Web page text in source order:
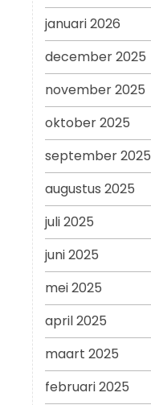
januari 2026
december 2025
november 2025
oktober 2025
september 2025
augustus 2025
juli 2025
juni 2025
mei 2025
april 2025
maart 2025
februari 2025